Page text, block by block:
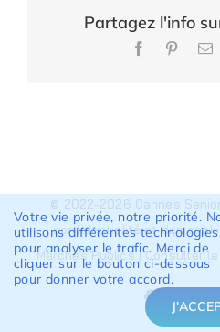
Partagez l'info
Facebook
confidentialité et des
Marchés Publics|Consulter le
Votre vie privée, notre priorité.
utilisons différentes
pour analyser le trafic. Merci de
cliquer sur le bouton ci-dessous
pour donner votre accord.